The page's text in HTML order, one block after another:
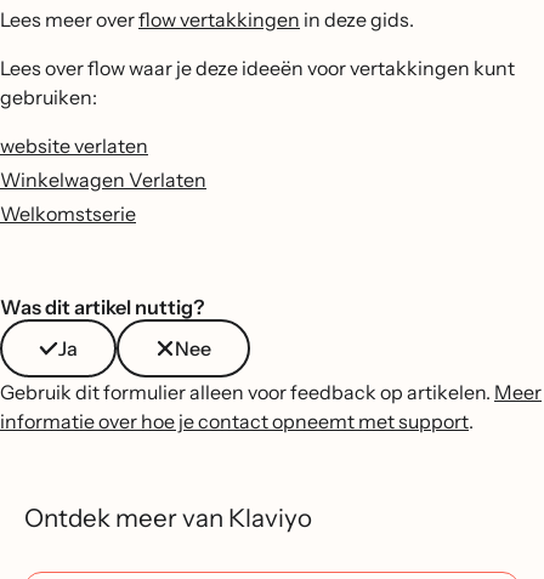
Lees meer overflow vertakkingen in deze gids.
Lees over flow waar je deze ideeën voor vertakkingen kunt
gebruiken:
website verlaten
Winkelwagen Verlaten
Welkomstserie
Was dit artikel nuttig?
Ja
Nee
Gebruik dit formulier alleen voor feedback op artikelen. Meer
informatie over hoe je contact opneemt met support.
Ontdek meer van Klaviyo